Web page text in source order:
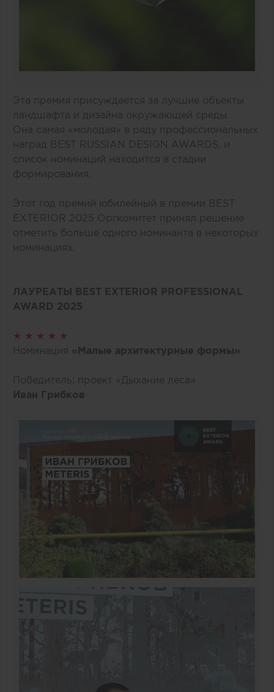
Эта премия присуждается за лучшие объекты
ландшафта и дизайна окружающей среды.
Она самая «молодая» в ряду профессиональных
наград BEST RUSSIAN DESIGN AWARDS, и
список номинаций находится в стадии
формирования.
Этот год премий юбилейный в премии BEST
EXTERIOR 2025 Оргкомитет принял решение
отметить больше одного номинанта в некоторых
номинациях.
ЛАУРЕАТЫ BEST EXTERIOR PROFESSIONAL
AWARD 2025
★ ★ ★ ★ ★
Номинация «Малые архитектурные формы»
Победитель: проект «Дыхание леса»
Иван Грибков